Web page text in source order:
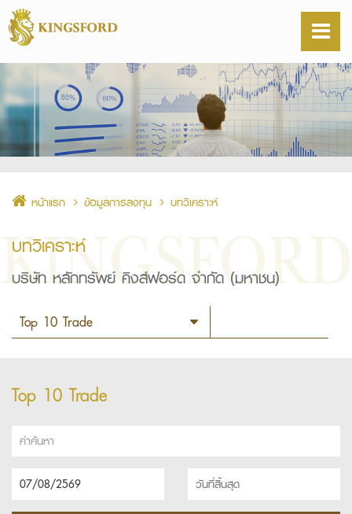
หน้าแรก ข้อมูลการลงทุน บทวิเคราะห์
บทวิเคราะห์
บริษัท หลักทรัพย์ คิงส์ฟอร์ด จำกัด (มหาชน)
Top 10 Trade